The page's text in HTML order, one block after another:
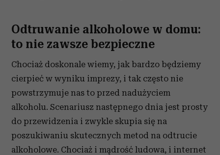
Odtruwanie alkoholowe w domu:
to nie zawsze bezpieczne
Chociaż doskonale wiemy, jak bardzo będziemy
cierpieć w wyniku imprezy, i tak często nie
powstrzymuje nas to przed nadużyciem
alkoholu. Scenariusz następnego dnia jest prosty
do przewidzenia i zwykle skupia się na
poszukiwaniu skutecznych metod na odtrucie
alkoholowe. Chociaż i mądrość ludowa, i internet